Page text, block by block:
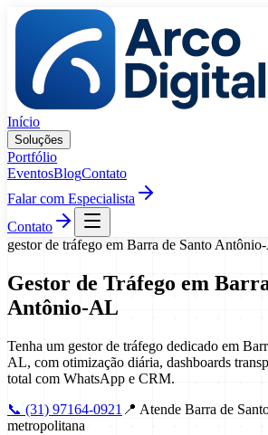
Pular para o conteúdo
Início
Soluções
Portfólio
EventosBlogContato
Falar com Especialista
Contato
gestor de tráfego em Barra de Santo Antônio-
Gestor de Tráfego em
Antônio-AL
Tenha um gestor de tráfego dedicado em
AL, com otimização diária, dashboards
total com WhatsApp e CRM.
📞 (31) 97164-0921 📍 Atende Barra de
metropolitana